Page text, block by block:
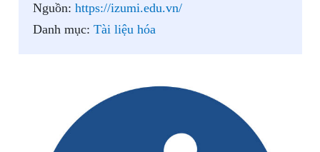
Nguồn: https://izumi.edu.vn/
Danh mục: Tài liệu hóa